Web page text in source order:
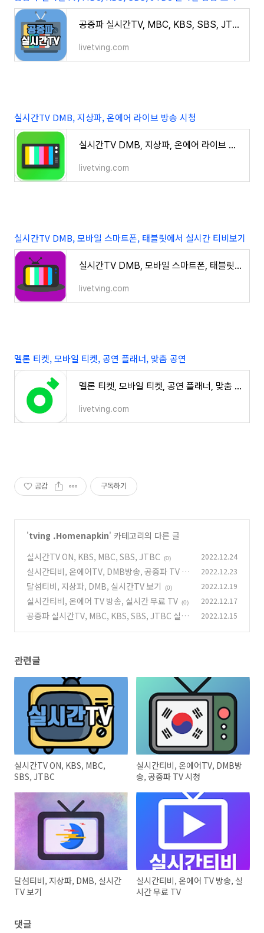
공중파 실시간TV, MBC, KBS, SBS, JTBC 실시간 방송 보기
livetving.com
실시간TV DMB, 지상파, 온에어 라이브 방송 시청
실시간TV DMB, 지상파, 온에어 라이브 방송 시청
livetving.com
실시간TV DMB, 모바일 스마트폰, 태블릿에서 실시간 티비보기
실시간TV DMB, 모바일 스마트폰, 태블릿에서 실시간 티비보기
livetving.com
멜론 티켓, 모바일 티켓, 공연 플래너, 맞춤 공연
멜론 티켓, 모바일 티켓, 공연 플래너, 맞춤 공연
livetving.com
공감 구독하기
'tving .Homenapkin' 카테고리의 다른 글
실시간TV ON, KBS, MBC, SBS, JTBC
(0) 2022.12.24
실시간티비, 온에어TV, DMB방송, 공중파 TV 시
청 (0)
2022.12.23
달섬티비, 지상파, DMB, 실시간TV 보기 (0) 2022.12.19
실시간티비, 온에어 TV 방송, 실시간 무료 TV (0) 2022.12.17
공중파 실시간TV, MBC, KBS, SBS, JTBC 실시
2022.12.15
관련글
실시간TV ON, KBS, MBC,
SBS, JTBC
실시간티비, 온에어TV, DMB방
송, 공중파 TV 시청
달섬티비, 지상파, DMB, 실시간
TV 보기
실시간티비, 온에어 TV 방송, 실
시간 무료 TV
댓글